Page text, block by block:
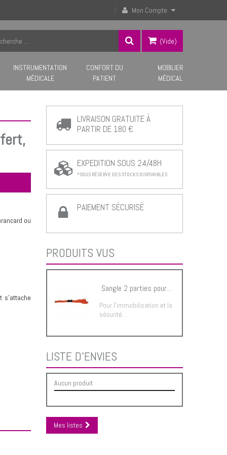
Mon Compte
(vide)
INSTRUMENTATION
MÉDICALE
CONFORT DU
PATIENT
MOBILIER
MÉDICAL
ou
s'attache
LIVRAISON GRATUITE À
PARTIR DE 180 €
EXPEDITION SOUS 24/48H
*SOUS RÉSERVE DES STOCKS DISPONIBLES
PAIEMENT SÉCURISÉ
PRODUITS VUS
Sangle 2 parties pour...
Pour l’immobilisation et la
sécurité...
LISTE D'ENVIES
Aucun produit
Mes listes